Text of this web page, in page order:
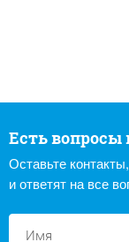
Есть вопросы
Оставьте
и ответят на все